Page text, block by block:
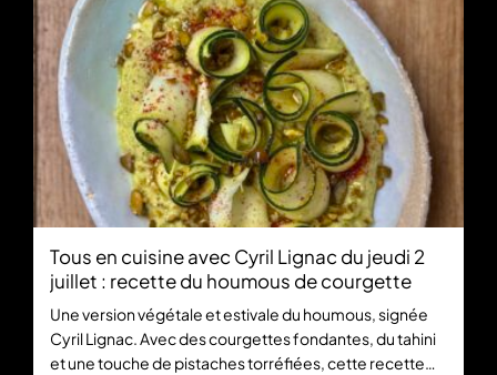
Tous en cuisine avec Cyril Lignac du jeudi 2
juillet : recette du houmous de courgette
Une version végétale et estivale du houmous, signée
Cyril Lignac. Avec des courgettes fondantes, du tahini
et une touche de pistaches torréfiées, cette recette